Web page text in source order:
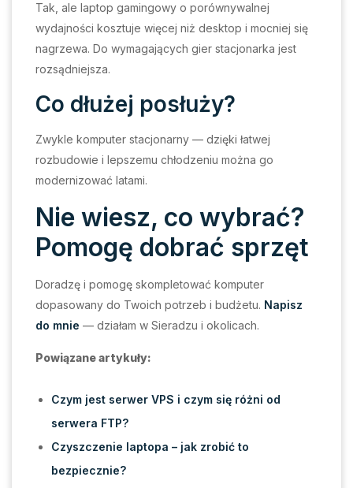
Tak, ale laptop gamingowy o porównywalnej
wydajności kosztuje więcej niż desktop i mocniej się
nagrzewa. Do wymagających gier stacjonarka jest
rozsądniejsza.
Co dłużej posłuży?
Zwykle komputer stacjonarny — dzięki łatwej
rozbudowie i lepszemu chłodzeniu można go
modernizować latami.
Nie wiesz, co wybrać?
Pomogę dobrać sprzęt
Doradzę i pomogę skompletować komputer
dopasowany do Twoich potrzeb i budżetu. Napisz
do mnie — działam w Sieradzu i okolicach.
Powiązane artykuły:
Czym jest serwer VPS i czym się różni od
serwera FTP?
Czyszczenie laptopa – jak zrobić to
bezpiecznie?